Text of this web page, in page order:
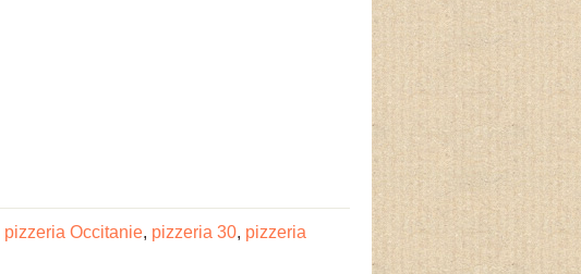
pizzeria Occitanie, pizzeria 30, pizzeria